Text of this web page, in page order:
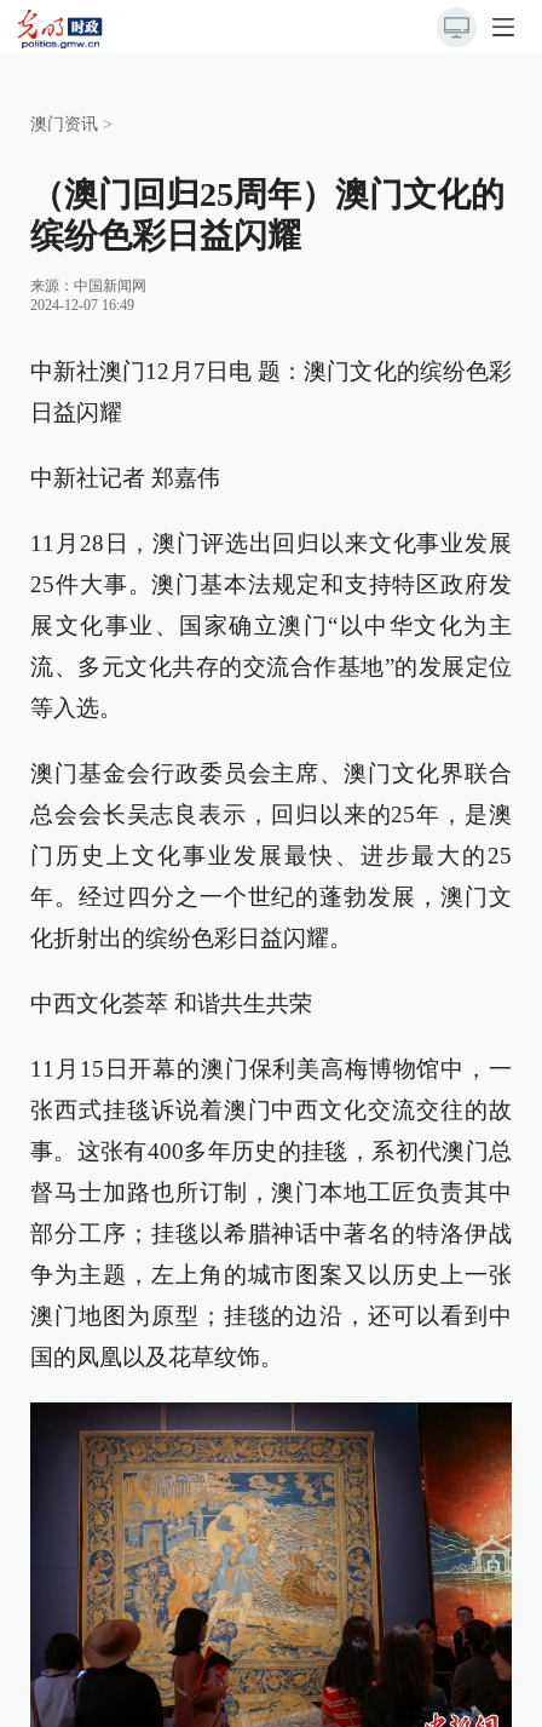
澳门资讯 >
（澳门回归25周年）澳门文化的
缤纷色彩日益闪耀
来源： 中国新闻网
2024-12-07 16:49
中新社澳门12月7日电 题：澳门文化的缤纷色彩
日益闪耀
中新社记者 郑嘉伟
11月28日，澳门评选出回归以来文化事业发展
25件大事。澳门基本法规定和支持特区政府发
展文化事业、国家确立澳门“以中华文化为主
流、多元文化共存的交流合作基地”的发展定位
等入选。
澳门基金会行政委员会主席、澳门文化界联合
总会会长吴志良表示，回归以来的25年，是澳
门历史上文化事业发展最快、进步最大的25
年。经过四分之一个世纪的蓬勃发展，澳门文
化折射出的缤纷色彩日益闪耀。
中西文化荟萃 和谐共生共荣
11月15日开幕的澳门保利美高梅博物馆中，一
张西式挂毯诉说着澳门中西文化交流交往的故
事。这张有400多年历史的挂毯，系初代澳门总
督马士加路也所订制，澳门本地工匠负责其中
部分工序；挂毯以希腊神话中著名的特洛伊战
争为主题，左上角的城市图案又以历史上一张
澳门地图为原型；挂毯的边沿，还可以看到中
国的凤凰以及花草纹饰。